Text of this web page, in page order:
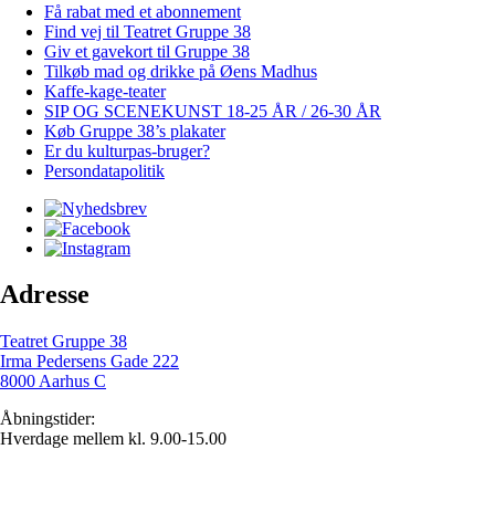
Få rabat med et abonnement
Find vej til Teatret Gruppe 38
Giv et gavekort til Gruppe 38
Tilkøb mad og drikke på Øens Madhus
Kaffe-kage-teater
SIP OG SCENEKUNST 18-25 ÅR / 26-30 ÅR
Køb Gruppe 38’s plakater
Er du kulturpas-bruger?
Persondatapolitik
Adresse
Teatret Gruppe 38
Irma Pedersens Gade 222
8000 Aarhus C
Åbningstider:
Hverdage mellem kl. 9.00-15.00